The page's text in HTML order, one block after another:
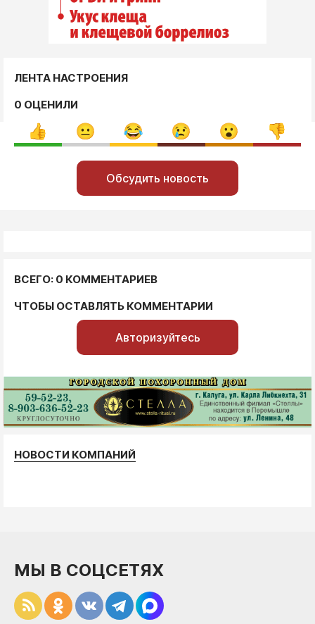
ЛЕНТА НАСТРОЕНИЯ
0 ОЦЕНИЛИ
Обсудить новость
ВСЕГО: 0 КОММЕНТАРИЕВ
ЧТОБЫ ОСТАВЛЯТЬ КОММЕНТАРИИ
Авторизуйтесь
НОВОСТИ КОМПАНИЙ
МЫ В СОЦСЕТЯХ